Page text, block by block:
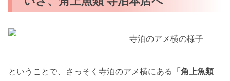
ということで、さっそく寺泊のアメ横にある 「角上魚類